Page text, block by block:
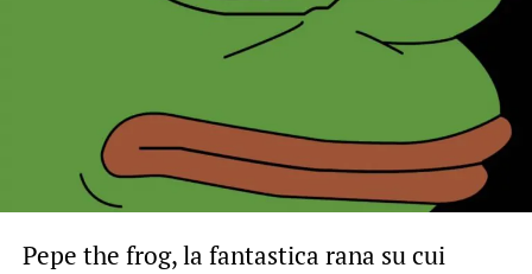
Pepe the frog, la fantastica rana su cui